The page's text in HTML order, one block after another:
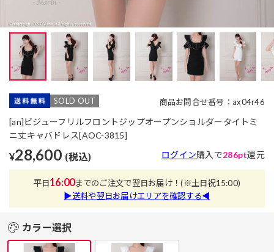
SOLD OUT 商品お問合せ番号：ax04r46
[an]ビジューフリルフロントジップオープンショルダータイトミ
ニ丈キャバドレス[AOC-3815]
¥28,600 (税込) ログイン購入で286pt還元
平日16:00までのご注文で翌日お届け！(※土日祝15:00)
▶送料や翌日お届けエリアを確認する◀
カラー選択